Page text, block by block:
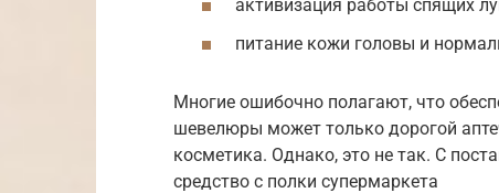
активизация работы спящих
питание кожи головы и
Многие ошибочно полагают, что
шевелюры может только дорогой
косметика. Однако, это не так. С
средство с полки супермаркета